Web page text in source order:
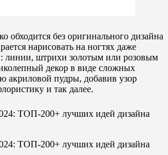
без оригинального дизайна
нарисовать на ногтях даже
линии, штрихи золотым или розовым
декор в виде сложных
акриловой пудры, добавив узор
и так далее.